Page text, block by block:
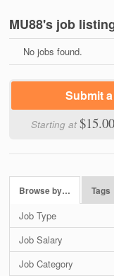
MU88's job
No jobs found.
Submit
Starting at $15.00
Browse by… Tags
Job Type
Job Salary
Job Category